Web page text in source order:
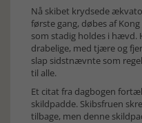
Nå skibet krydsede
første gang, døbes af
som stadig holdes i
drabelige, med tjære og
slap sidstnævnte som
til alle.
Et citat fra dagbogen
skildpadde. Skibsfruen
tilbage, men denne